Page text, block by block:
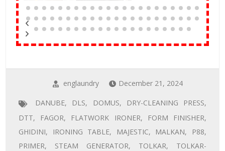
englaundry December 21, 2024
DANUBE, DLS, DOMUS, DRY-CLEANING PRESS,
DTT, FAGOR, FLATWORK IRONER, FORM FINISHER,
GHIDINI, IRONING TABLE, MAJESTIC, MALKAN, P88,
PRIMER, STEAM GENERATOR, TOLKAR, TOLKAR-